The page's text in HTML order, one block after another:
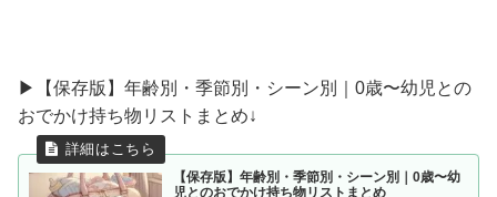
▶︎【保存版】年齢別・季節別・シーン別｜0歳〜幼児との
おでかけ持ち物リストまとめ↓
【保存版】年齢別・季節別・シーン別｜0歳〜幼
児とのおでかけ持ち物リストまとめ